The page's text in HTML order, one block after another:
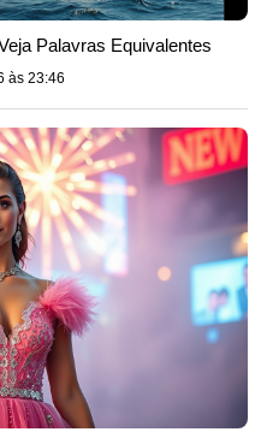
Palavras Equivalentes
às 23:46